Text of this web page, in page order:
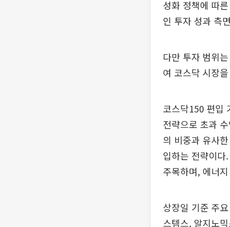
성화 정책에 따
인 투자 성과 측
다만 투자 범위
여 코스닥 시장
코스닥150 편입
전략으로 초과
의 비중과 유사
입하는 전략이
주목하며, 에너
상장일 기준 주
스템스, 알지노